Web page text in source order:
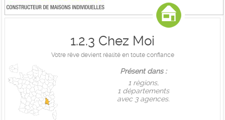
1.2.3 Chez Moi
Votre rêve devient réalité en toute confiance
Présent dans :
1 règions,
1 départements
avec 3 agences.